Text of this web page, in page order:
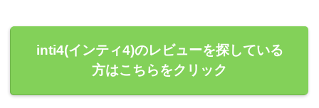
inti4(インティ4)のレビューを探している
方はこちらをクリック